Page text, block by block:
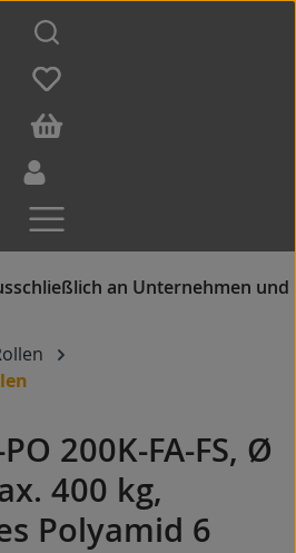
200K-FA-FS, Ø
400 kg,
Polyamid 6